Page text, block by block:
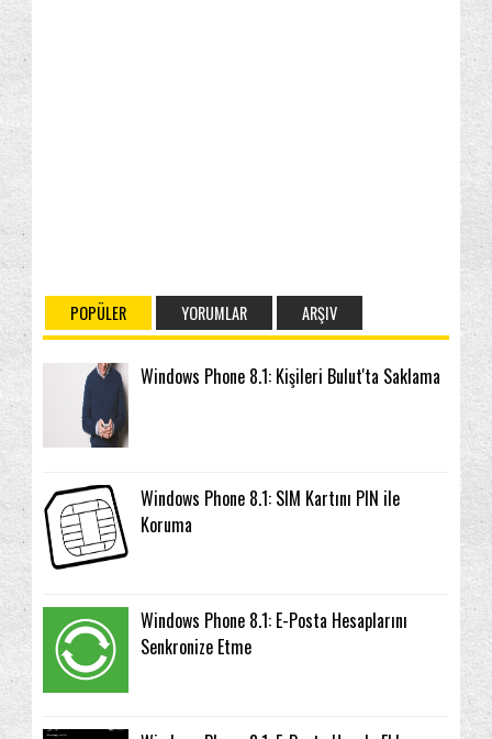
POPÜLER YORUMLAR ARŞIV
Windows Phone 8.1: Kişileri Bulut'ta Saklama
Windows Phone 8.1: SIM Kartını PIN ile
Koruma
Windows Phone 8.1: E-Posta Hesaplarını
Senkronize Etme